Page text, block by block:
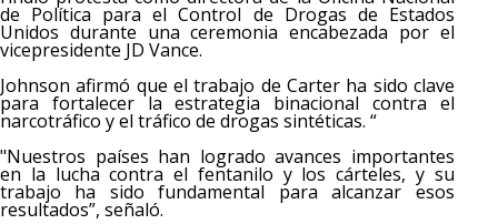
de Política para el Control de Drogas de Estados
Unidos durante una ceremonia encabezada por el
vicepresidente JD Vance.
Johnson afirmó que el trabajo de Carter ha sido clave
para fortalecer la estrategia binacional contra el
narcotráfico y el tráfico de drogas sintéticas. “
"Nuestros países han logrado avances importantes
en la lucha contra el fentanilo y los cárteles, y su
trabajo ha sido fundamental para alcanzar esos
resultados”, señaló.